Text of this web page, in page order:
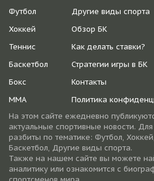
Футбол
Хоккей
Теннис
Баскетбол
Бокс
ММА
Другие виды спорта
Обзор БК
Как делать ставки?
Стратегии игры в БК
Контакты
Политика
На этом сайте ежедневно
актуальные спортивные новости.
разбиты по тематике: Футбол,
Баскетбол, Другие виды спорта.
Также на нашем сайте вы можете
аналитику или ознакомится с